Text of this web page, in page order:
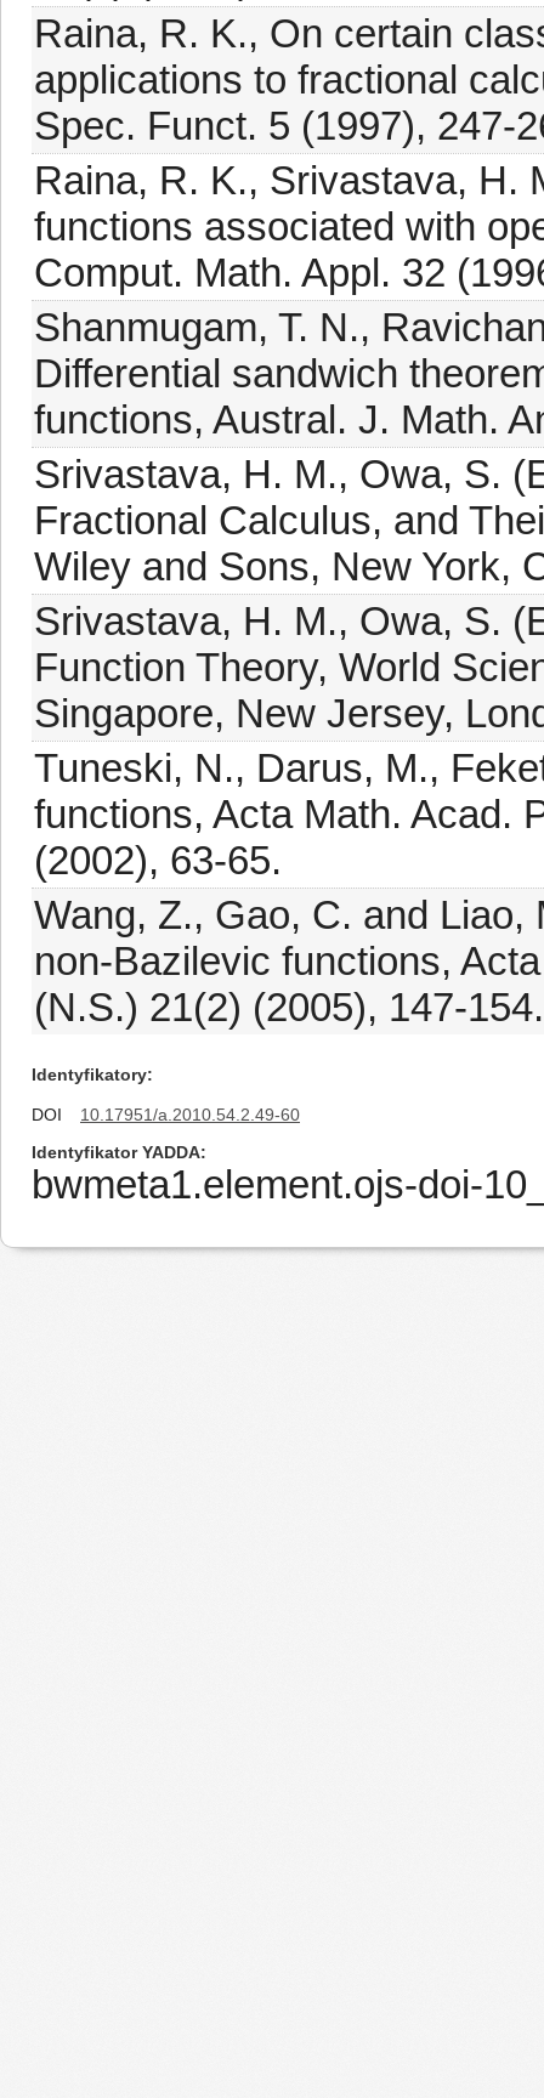
Raina, R. K., On certain
applications to fractional
Spec. Funct. 5 (1997), 247-
Raina, R. K., Srivastava, H.
functions associated with
Comput. Math. Appl. 32
Shanmugam, T. N.,
Differential sandwich
functions, Austral. J. Math.
Srivastava, H. M., Owa, S.
Fractional Calculus, and
Wiley and Sons, New York,
Srivastava, H. M., Owa, S.
Function Theory, World
Singapore, New Jersey,
Tuneski, N., Darus, M.,
functions, Acta Math. Acad.
(2002), 63-65.
Wang, Z., Gao, C. and
non-Bazilevic functions,
(N.S.) 21(2) (2005), 147-154.
Identyfikatory
DOI
10.17951/a.2010.54.2.49-60
Identyfikator YADDA
bwmeta1.element.ojs-doi-